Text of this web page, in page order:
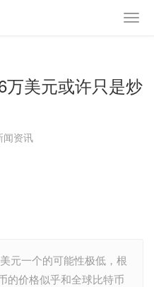
美元或许只是炒
闻资讯
元一个的可能性极低，根
的价格似乎和全球比特币